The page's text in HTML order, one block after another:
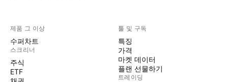
제품 그 이상
수퍼차트
스크리너
주식
ETF
툴 및 구독
특징
가격
마켓 데이터
플랜 선물하기
트레이딩